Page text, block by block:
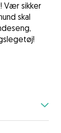
Vær sikker
skal